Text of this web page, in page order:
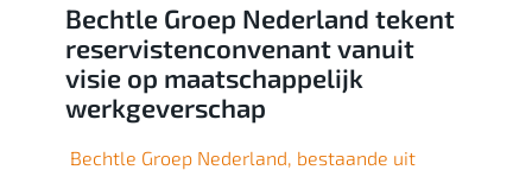
Bechtle Groep Nederland tekent
reservistenconvenant vanuit
visie op maatschappelijk
werkgeverschap
Bechtle Groep Nederland, bestaande uit